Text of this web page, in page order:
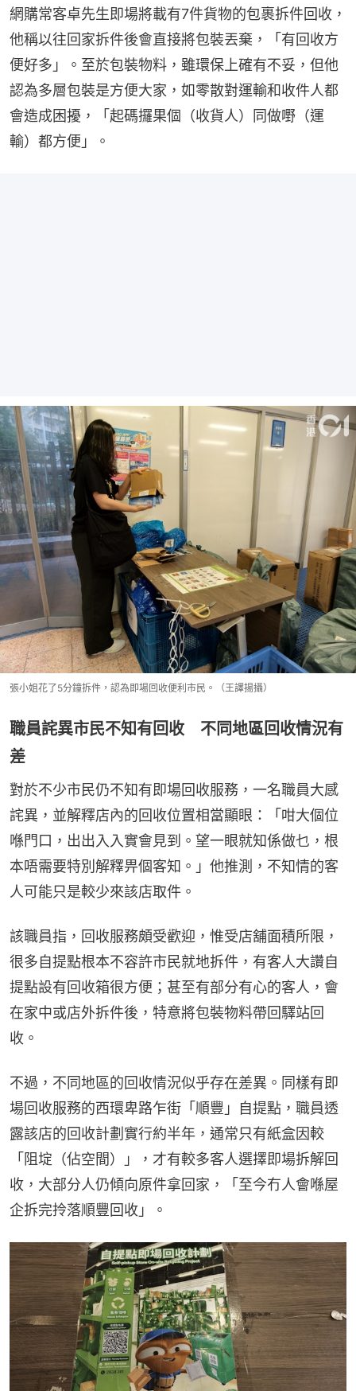
網購常客卓先生即場將載有7件貨物的包裹拆件回收，
他稱以往回家拆件後會直接將包裝丟棄，「有回收方
便好多」。至於包裝物料，雖環保上確有不妥，但他
認為多層包裝是方便大家，如零散對運輸和收件人都
會造成困擾，「起碼攞果個（收貨人）同做嘢（運
輸）都方便」。
張小姐花了5分鐘拆件，認為即場回收便利市民。（王譯揚攝）
職員詫異市民不知有回收 不同地區回收情況有
差
對於不少市民仍不知有即場回收服務，一名職員大感
詫異，並解釋店內的回收位置相當顯眼：「咁大個位
喺門口，出出入入實會見到。望一眼就知係做乜，根
本唔需要特別解釋畀個客知。」他推測，不知情的客
人可能只是較少來該店取件。
該職員指，回收服務頗受歡迎，惟受店舖面積所限，
很多自提點根本不容許市民就地拆件，有客人大讚自
提點設有回收箱很方便；甚至有部分有心的客人，會
在家中或店外拆件後，特意將包裝物料帶回驛站回
收。
不過，不同地區的回收情況似乎存在差異。同樣有即
場回收服務的西環卑路乍街「順豐」自提點，職員透
露該店的回收計劃實行約半年，通常只有紙盒因較
「阻埞（佔空間）」，才有較多客人選擇即場拆解回
收，大部分人仍傾向原件拿回家，「至今冇人會喺屋
企拆完拎落順豐回收」。